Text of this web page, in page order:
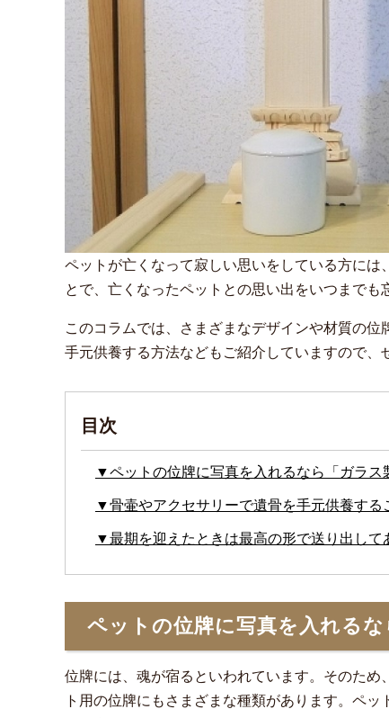
ペットが亡くなって寂しい思いをしている方に
とで、亡くなったペットとの思い出をいつまでも
このコラムでは、さまざまなデザインや材質の
手元供養する方法などもご紹介していますので、
目次
▼ペットの位牌に写真を入れるなら「ガラス
▼骨壷やアクセサリーで遺骨を手元供養する
▼最期を迎えたときは最高の形で送り出して
ペットの位牌に写真を入れる
位牌には、魂が宿るといわれています。そのた
ト用の位牌にもさまざまな種類があります。ペ